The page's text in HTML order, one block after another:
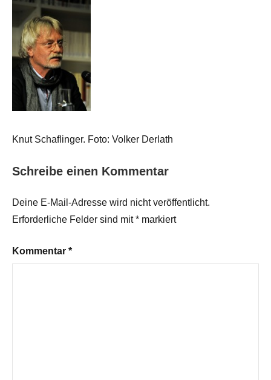
Knut Schaflinger. Foto: Volker Derlath
Schreibe einen Kommentar
Deine E-Mail-Adresse wird nicht veröffentlicht.
Erforderliche Felder sind mit* markiert
Kommentar *